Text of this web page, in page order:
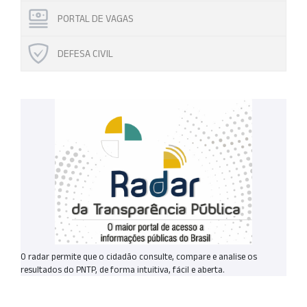
PORTAL DE VAGAS
DEFESA CIVIL
O radar permite que o cidadão consulte, compare e analise os
resultados do PNTP, de forma intuitiva, fácil e aberta.